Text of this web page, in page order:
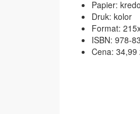
Papier:
Druk: kolor
Format:
ISBN: 978-
Cena: 34,99